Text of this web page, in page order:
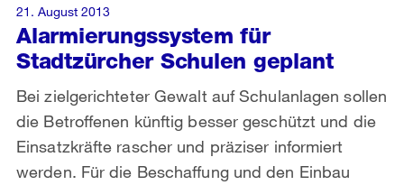
Alarmierungssystem für
Stadtzürcher Schulen geplant
Bei zielgerichteter Gewalt auf Schulanlagen sollen
die Betroffenen künftig besser geschützt und die
Einsatzkräfte rascher und präziser informiert
werden. Für die Beschaffung und den Einbau
21. August 2013